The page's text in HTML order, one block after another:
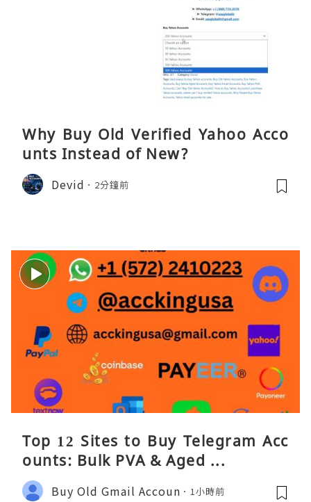
Why Buy Old Verified Yahoo Acco
unts Instead of New?
Devid 2分鐘前
Top 12 Sites to Buy Telegram Acc
ounts: Bulk PVA & Aged ...
Buy Old Gmail Accoun 1小時前